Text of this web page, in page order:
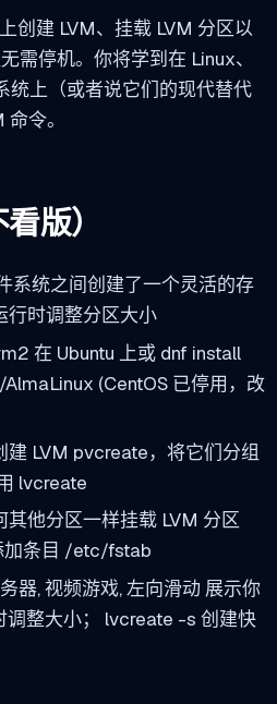
创建 LVM、挂载 LVM 分区以
需停机。你将学到在 Linux、
统上（或者说它们的现代替代
令。
版）
系统之间创建了一个灵活的存
行时调整分区大小
在 Ubuntu 上或 dnf install
(CentOS 已停用，改
建 LVM pvcreate，将它们分组
lvcreate
他分区一样挂载 LVM 分区
条目 /etc/fstab
器, 视频游戏,左向滑动 展示你
调整大小； lvcreate -s 创建快